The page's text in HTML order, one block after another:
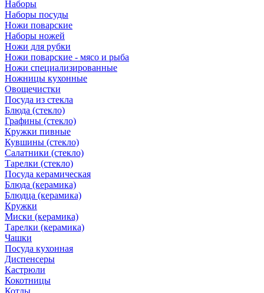
Наборы
Наборы посуды
Ножи поварские
Наборы ножей
Ножи для рубки
Ножи поварские - мясо и рыба
Ножи специализированные
Ножницы кухонные
Овощечистки
Посуда из стекла
Блюда (стекло)
Графины (стекло)
Кружки пивные
Кувшины (стекло)
Салатники (стекло)
Тарелки (стекло)
Посуда керамическая
Блюда (керамика)
Блюдца (керамика)
Кружки
Миски (керамика)
Тарелки (керамика)
Чашки
Посуда кухонная
Диспенсеры
Кастрюли
Кокотницы
Котлы